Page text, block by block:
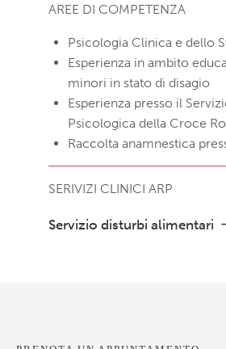
AREE DI COMPETENZA
Psicologia Clinica e dello
Esperienza in ambito
minori in stato di disagio
Esperienza presso il
Psicologica della Croce
Raccolta anamnestica
SERIVIZI CLINICI ARP
Servizio disturbi alimentari